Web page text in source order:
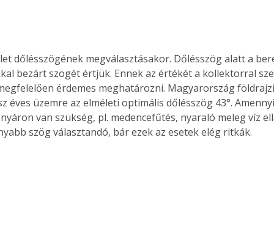
dőlésszögének megválasztásakor. Dőlésszög alatt a
bezárt szögét értjük. Ennek az értékét a kollektorral
érdemes meghatározni. Magyarország
éves üzemre az elméleti optimális dőlésszög 43°.
van szükség, pl. medencefűtés, nyaraló meleg víz
szög választandó, bár ezek az esetek elég ritkák.